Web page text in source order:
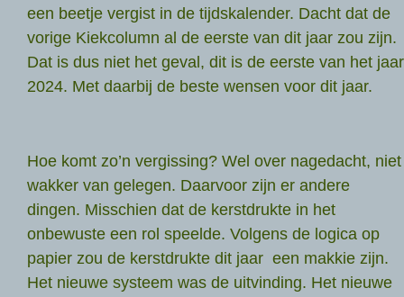
een beetje vergist in de tijdskalender. Dacht dat de
vorige Kiekcolumn al de eerste van dit jaar zou zijn.
Dat is dus niet het geval, dit is de eerste van het jaar
2024. Met daarbij de beste wensen voor dit jaar.
Hoe komt zo’n vergissing? Wel over nagedacht, niet
wakker van gelegen. Daarvoor zijn er andere
dingen. Misschien dat de kerstdrukte in het
onbewuste een rol speelde. Volgens de logica op
papier zou de kerstdrukte dit jaar een makkie zijn.
Het nieuwe systeem was de uitvinding. Het nieuwe